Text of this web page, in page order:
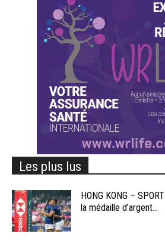
Les plus lus
HONG KONG –
la médaille d’argent...